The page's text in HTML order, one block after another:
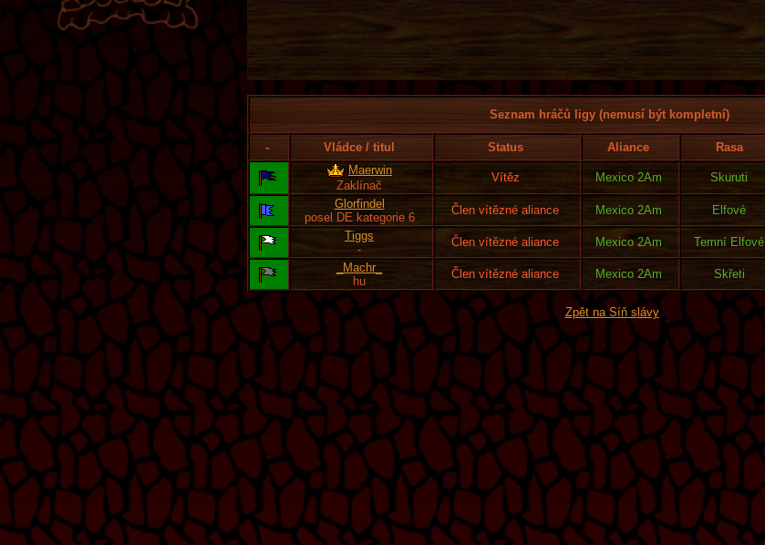
Seznam hráčů ligy (nemusí být kompletní)
- Vládce / titul Status Aliance Rasa
Maerwin
Zaklínač
Vítěz Mexico 2Am Skuruti
Glorfindel
posel DE kategorie 6
Člen vítězné aliance Mexico 2Am Elfové
Tiggs
-
Člen vítězné aliance Mexico 2Am Temní Elfové
_Machr_
hu
Člen vítězné aliance Mexico 2Am Skřeti
Zpět na Síň slávy